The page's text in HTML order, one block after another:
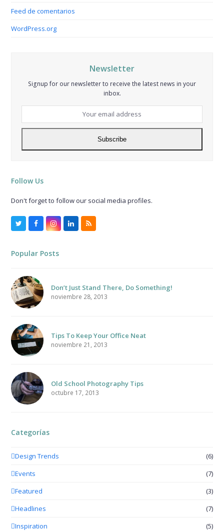
Feed de comentarios
WordPress.org
Newsletter
Signup for our newsletter to receive the latest news in your
inbox.
email
address
Subscribe
Follow Us
Don't forget to follow our social media profiles.
TwitterFacebookInstagramLinkedInRSS
Popular Posts
Don’t Just Stand There, Do Something!
noviembre 28, 2013
Tips To Keep Your Office Neat
noviembre 21, 2013
Old School Photography Tips
octubre 17, 2013
Categorías
Design Trends
(6)
Events
(7)
Featured
(3)
Headlines
(7)
Inspiration
(5)